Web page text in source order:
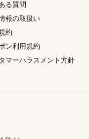
る質問
報の取扱い
約
ン利用規約
マーハラスメント方針